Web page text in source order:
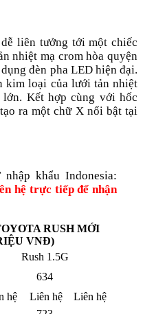
liên tưởng tới một chiếc
nhiệt mạ crom hòa quyện
đèn pha LED hiện đại.
kim loại của lưới tản nhiệt
Kết hợp cùng với hốc
ra một chữ X nổi bật tại
khẩu Indonesia:
hệ trực tiếp để nhận
RUSH MỚI
VNĐ)
Rush 1.5G
634
hệ Liên hệ
Liên hệ